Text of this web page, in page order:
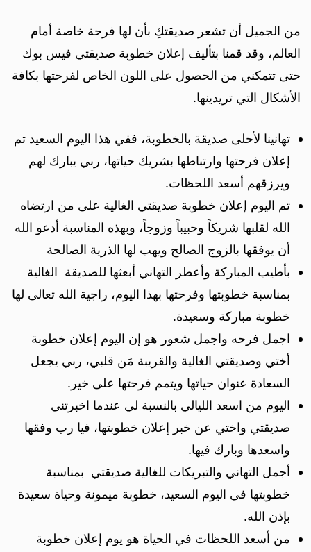
من الجميل أن تشعر صديقتكِ بأن لها فرحة خاصة أمام
العالم، وقد قمنا بتأليف إعلان خطوبة صديقتي فيس بوك
حتى تتمكني من الحصول على اللون الخاص لفرحتها بكافة
الأشكال التي تريدينها.
تهانينا لأحلى صديقة بالخطوبة، ففي هذا اليوم السعيد تم
إعلان فرحتها وارتباطها بشريك حياتها، ربي يبارك لهم
ويرزقهم أسعد اللحظات.
تم اليوم إعلان خطوبة صديقتي الغالية على من ارتضاه
الله لقلبها شريكاً وحبيباً وزوجاً، وبهذه المناسبة أدعو الله
أن يوفقها بالزوج الصالح ويهب لها الذرية الصالحة
بأطيب المباركة وأعطر التهاني أبعثها للصديقة الغالية
بمناسبة خطوبتها وفرحتها بهذا اليوم، راجية الله تعالى لها
خطوبة مباركة وسعيدة.
اجمل فرحه واجمل شعور هو إن اليوم إعلان خطوبة
أختي وصديقتي الغالية والقريبة مَن قلبي، ربي يجعل
السعادة عنوان حياتها ويتمم فرحتها على خير.
اليوم من اسعد الليالي بالنسبة لي عندما اخبرتني
صديقتي واختي عن خبر إعلان خطوبتها، فيا رب وفقها
واسعدها وبارك فيها.
أجمل التهاني والتبريكات للغالية صديقتي بمناسبة
خطوبتها في اليوم السعيد، خطوبة ميمونة وحياة سعيدة
بإذن الله.
من أسعد اللحظات في الحياة هو يوم إعلان خطوبة